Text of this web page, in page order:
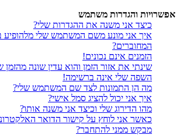
אפשרויות והגדרות משתמש
כיצד אני משנה את ההגדרות שלי?
איך אני מונע משם המשתמש שלי
המחוברים?
הזמנים אינם נכונים!
שינתי את אזור הזמן והוא עדין שונה מהזמן
השפה שלי אינה ברשימה!
מה הן התמונות לצד שם המשתמש שלי?
איך אני יכול להציג סמל אישי?
מהו הדירוג שלי וכיצד אני משנה אותו?
כאשר אני לוחץ על קישור הדואר
מבקש ממני להתחבר?